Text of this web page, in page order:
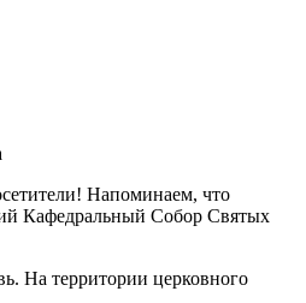
Напоминаем, что
Кафедральный Собор Святых
На территории церковного